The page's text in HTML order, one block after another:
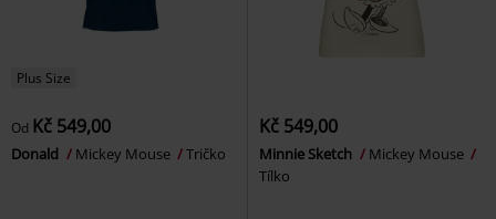
Plus Size
Od Kč 549,00
Donald Mickey Mouse Tričko
Kč 549,00
Minnie Sketch
Mickey Mouse
Tílko